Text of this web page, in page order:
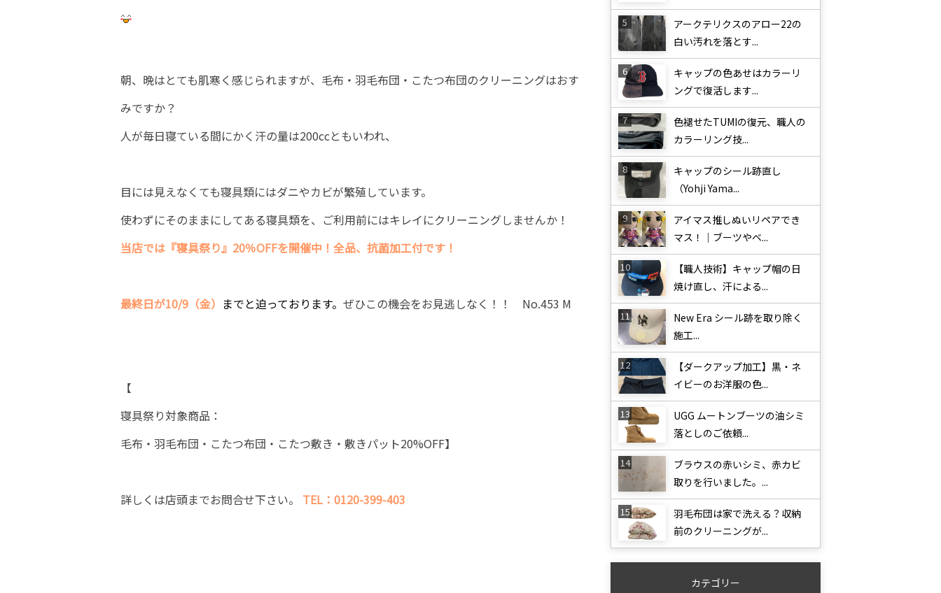
朝、晩はとても肌寒く感じられますが、毛布・羽毛布団・こたつ布団のクリーニングはおす
みですか？
人が毎日寝ている間にかく汗の量は200ccともいわれ、
目には見えなくても寝具類にはダニやカビが繁殖しています。
使わずにそのままにしてある寝具類を、ご利用前にはキレイにクリーニングしませんか！
当店では『寝具祭り』20％OFFを開催中！全品、抗菌加工付です！
最終日が10/9（金） までと迫っております。 ぜひこの機会をお見逃しなく！！ No.453 M
【
寝具祭り対象商品：
毛布・羽毛布団・こたつ布団・こたつ敷き・敷きパット20%OFF】
詳しくは店頭までお問合せ下さい。 TEL：0120-399-403
アークテリクスのアロー22の
白い汚れを落とす...
キャップの色あせはカラーリ
ングで復活します...
色褪せたTUMIの復元、職人の
カラーリング技...
キャップのシール跡直し
（Yohji Yama...
アイマス推しぬいリペアでき
マス！｜ブーツやベ...
【職人技術】キャップ帽の日
焼け直し、汗による...
New Era シール跡を取り除く
施工...
【ダークアップ加工】黒・ネ
イビーのお洋服の色...
UGG ムートンブーツの油シミ
落としのご依頼...
ブラウスの赤いシミ、赤カビ
取りを行いました。...
羽毛布団は家で洗える？収納
前のクリーニングが...
カテゴリー